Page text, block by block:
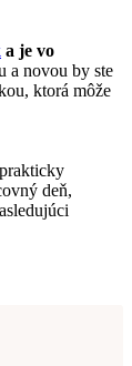
a je vo
a novou by ste
ktorá môže
deň,